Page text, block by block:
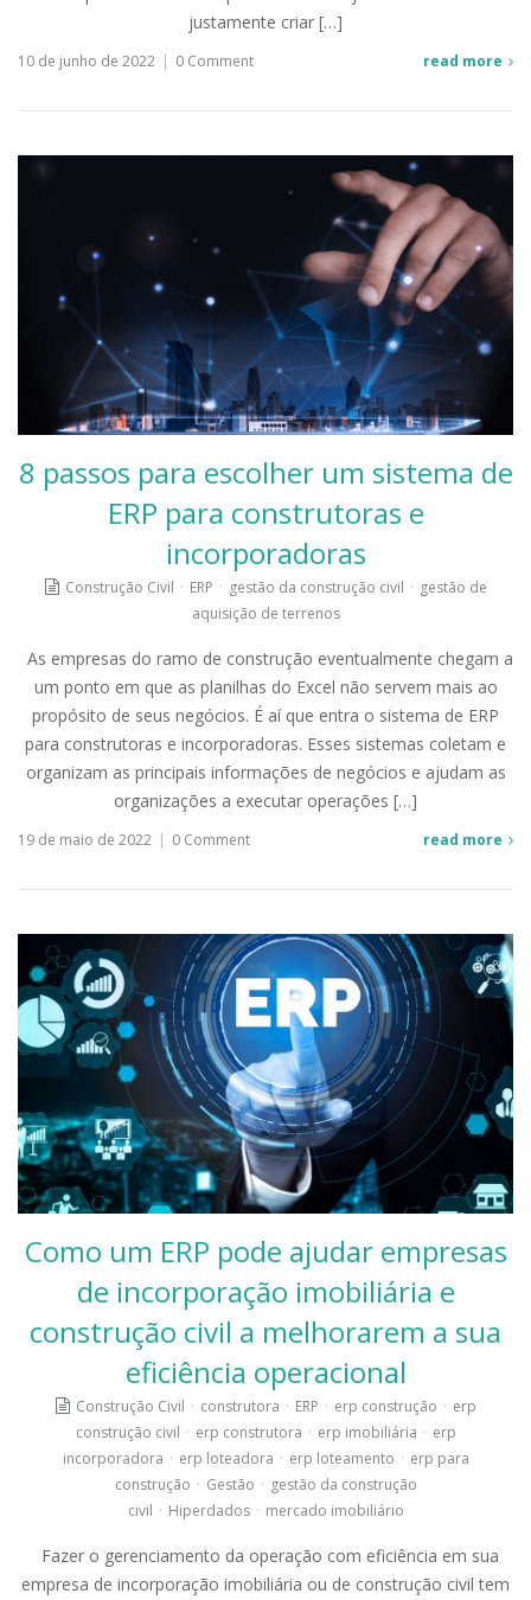
justamente criar […]
10 de junho de 2022 | 0 Comment read more
8 passos para escolher um sistema de
ERP para construtoras e
incorporadoras
Construção Civil · ERP · gestão da construção civil · gestão de
aquisição de terrenos
As empresas do ramo de construção eventualmente chegam a
um ponto em que as planilhas do Excel não servem mais ao
propósito de seus negócios. É aí que entra o sistema de ERP
para construtoras e incorporadoras. Esses sistemas coletam e
organizam as principais informações de negócios e ajudam as
organizações a executar operações […]
19 de maio de 2022 | 0 Comment read more
Como um ERP pode ajudar empresas
de incorporação imobiliária e
construção civil a melhorarem a sua
eficiência operacional
Construção Civil · construtora · ERP · erp construção · erp
construção civil · erp construtora · erp imobiliária · erp
incorporadora · erp loteadora · erp loteamento · erp para
construção · Gestão · gestão da construção
civil · Hiperdados · mercado imobiliário
Fazer o gerenciamento da operação com eficiência em sua
empresa de incorporação imobiliária ou de construção civil tem